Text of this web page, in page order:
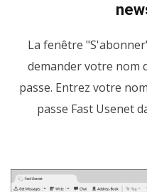
La fenêtre
demander votre nom
passe. Entrez votre
passe Fast Usenet